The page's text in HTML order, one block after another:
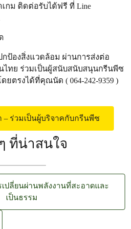
กม ติดต่อรับได้ฟรี ที่ Line
ป้องสิ่งแวดล้อม ผ่านการส่งต่อ
ไทย ร่วมเป็นผู้สนับสนับสนุนกรีนพีซ
ตรงได้ที่คุณนัด ( 064-242-9359 )
– ร่วมเป็นผู้บริจาคกับกรีนพีซ
ที่น่าสนใจ
ปลี่ยนผ่านพลังงานที่สะอาดและ
เป็นธรรม